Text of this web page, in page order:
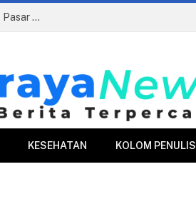
Siapkan Beauty Contest, Perumda Pasar Bakal Konsep Eks Pasar Bogor Jadi Kawasan Terpadu
KESEHATAN KOLOM PENULIS